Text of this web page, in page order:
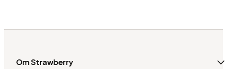
Om Strawberry